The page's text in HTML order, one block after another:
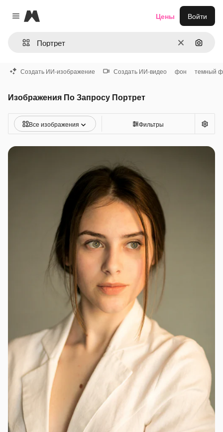
Close menu
Magnific
ОчиститьПоиск
Цены Войти
Создать ИИ-изображение Создать ИИ-видео фон темный
Изображения По Запросу Портрет
Все изображения Фильтры